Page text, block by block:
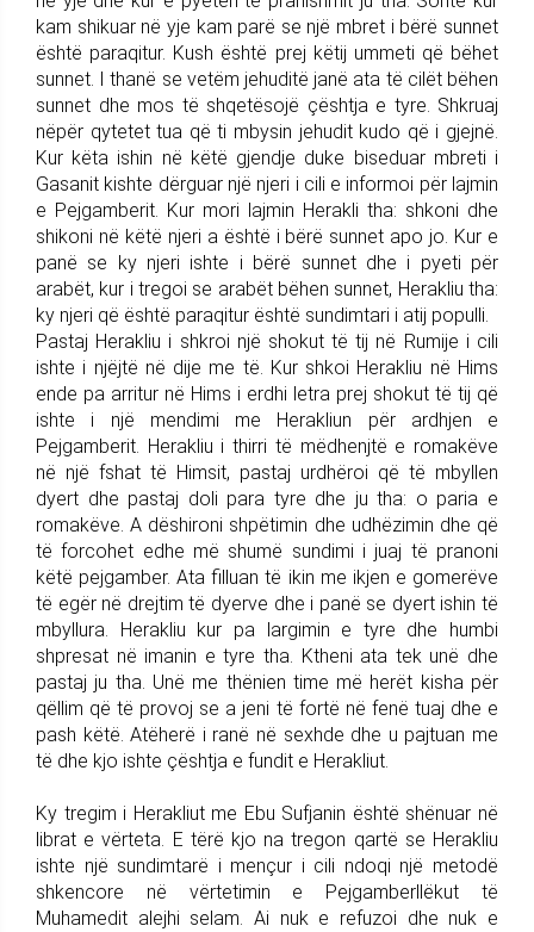
kam shikuar në yje kam parë se një mbret i bërë sunnet
është paraqitur. Kush është prej këtij ummeti që bëhet
sunnet. I thanë se vetëm jehuditë janë ata të cilët bëhen
sunnet dhe mos të shqetësojë çështja e tyre. Shkruaj
nëpër qytetet tua që ti mbysin jehudit kudo që i gjejnë.
Kur këta ishin në këtë gjendje duke biseduar mbreti i
Gasanit kishte dërguar një njeri i cili e informoi për lajmin
e Pejgamberit. Kur mori lajmin Herakli tha: shkoni dhe
shikoni në këtë njeri a është i bërë sunnet apo jo. Kur e
panë se ky njeri ishte i bërë sunnet dhe i pyeti për
arabët, kur i tregoi se arabët bëhen sunnet, Herakliu tha:
ky njeri që është paraqitur është sundimtari i atij populli.
Pastaj Herakliu i shkroi një shokut të tij në Rumije i cili
ishte i njëjtë në dije me të. Kur shkoi Herakliu në Hims
ende pa arritur në Hims i erdhi letra prej shokut të tij që
ishte i një mendimi me Herakliun për ardhjen e
Pejgamberit. Herakliu i thirri të mëdhenjtë e romakëve
në një fshat të Himsit, pastaj urdhëroi që të mbyllen
dyert dhe pastaj doli para tyre dhe ju tha: o paria e
romakëve. A dëshironi shpëtimin dhe udhëzimin dhe që
të forcohet edhe më shumë sundimi i juaj të pranoni
këtë pejgamber. Ata filluan të ikin me ikjen e gomerëve
të egër në drejtim të dyerve dhe i panë se dyert ishin të
mbyllura. Herakliu kur pa largimin e tyre dhe humbi
shpresat në imanin e tyre tha. Ktheni ata tek unë dhe
pastaj ju tha. Unë me thënien time më herët kisha për
qëllim që të provoj se a jeni të fortë në fenë tuaj dhe e
pash këtë. Atëherë i ranë në sexhde dhe u pajtuan me
të dhe kjo ishte çështja e fundit e Herakliut.
Ky tregim i Herakliut me Ebu Sufjanin është shënuar në
librat e vërteta. E tërë kjo na tregon qartë se Herakliu
ishte një sundimtarë i mençur i cili ndoqi një metodë
shkencore në vërtetimin e Pejgamberllëkut të
Muhamedit alejhi selam. Ai nuk e refuzoi dhe nuk e